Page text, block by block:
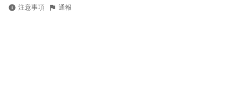
注意事項 通報